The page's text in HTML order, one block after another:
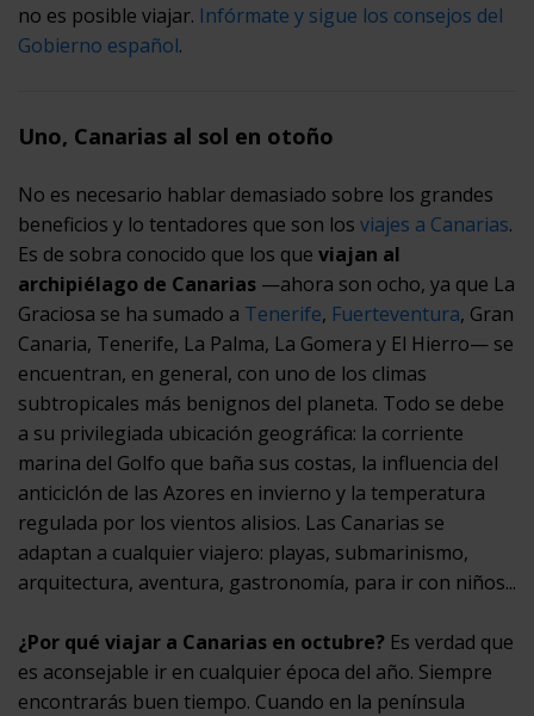
no es posible viajar. Infórmate y sigue los consejos del
Gobierno español.
Uno, Canarias al sol en otoño
No es necesario hablar demasiado sobre los grandes
beneficios y lo tentadores que son los viajes a Canarias.
Es de sobra conocido que los que viajan al
archipiélago de Canarias —ahora son ocho, ya que La
Graciosa se ha sumado a Tenerife, Fuerteventura, Gran
Canaria, Tenerife, La Palma, La Gomera y El Hierro— se
encuentran, en general, con uno de los climas
subtropicales más benignos del planeta. Todo se debe
a su privilegiada ubicación geográfica: la corriente
marina del Golfo que baña sus costas, la influencia del
anticiclón de las Azores en invierno y la temperatura
regulada por los vientos alisios. Las Canarias se
adaptan a cualquier viajero: playas, submarinismo,
arquitectura, aventura, gastronomía, para ir con niños...
¿Por qué viajar a Canarias en octubre? Es verdad que
es aconsejable ir en cualquier época del año. Siempre
encontrarás buen tiempo. Cuando en la península